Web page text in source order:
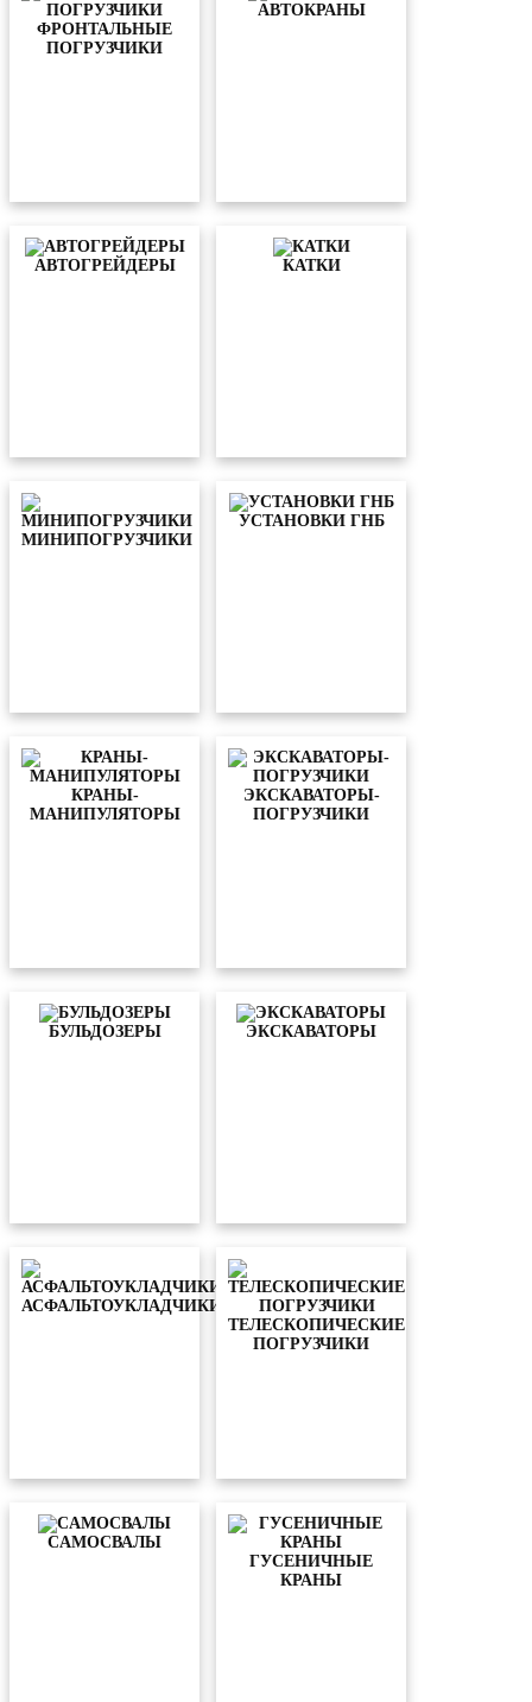
ФРОНТАЛЬНЫЕ
ПОГРУЗЧИКИ
АВТОКРАНЫ
АВТОГРЕЙДЕРЫ КАТКИ
МИНИПОГРУЗЧИКИ
УСТАНОВКИ ГНБ
КРАНЫ-
МАНИПУЛЯТОРЫ
ЭКСКАВАТОРЫ-
ПОГРУЗЧИКИ
БУЛЬДОЗЕРЫ ЭКСКАВАТОРЫ
АСФАЛЬТОУКЛАДЧИКИ
ТЕЛЕСКОПИЧЕСКИЕ
ПОГРУЗЧИКИ
CАМОСВАЛЫ
ГУСЕНИЧНЫЕ
КРАНЫ